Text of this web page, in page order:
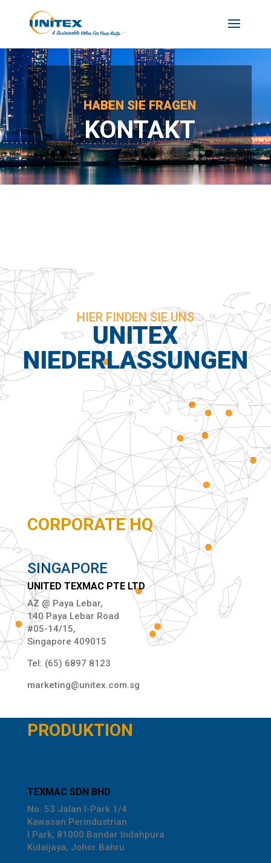
HABEN SIE FRAGEN
KONTAKT
HIER FINDEN SIE UNS
UNITEX
NIEDERLASSUNGEN
CORPORATE HQ
SINGAPORE
UNITED TEXMAC PTE LTD
AZ @ Paya Lebar,
140 Paya Lebar Road
#05-14/15,
Singapore 409015
Tel: (65) 6897 8123
marketing@unitex.com.sg
PRODUKTION
TEXMAC SDN BHD
No. 53 Jalan I-Park 1/4
Kawasan Perindustrian
I Park, 81000 Bandar Indahpura
Kulaijaya, Johor Bahru